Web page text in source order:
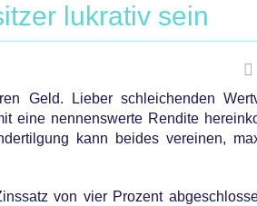
lukrativ sein
Geld. Lieber schleichenden
eine nennenswerte Rendite
kann beides vereinen,
von vier Prozent